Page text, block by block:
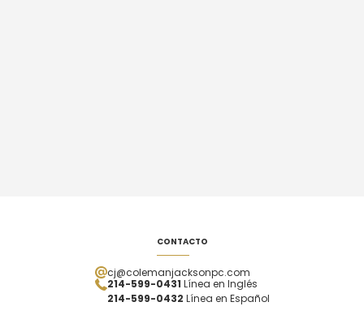
CONTACTO
cj@colemanjacksonpc.com
214-599-0431 Línea en Inglés
214-599-0432 Línea en Español